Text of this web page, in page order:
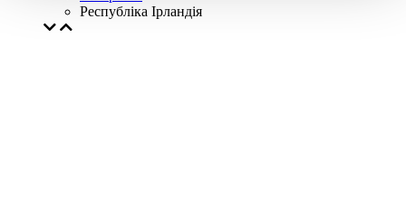
Республіка Ірландія